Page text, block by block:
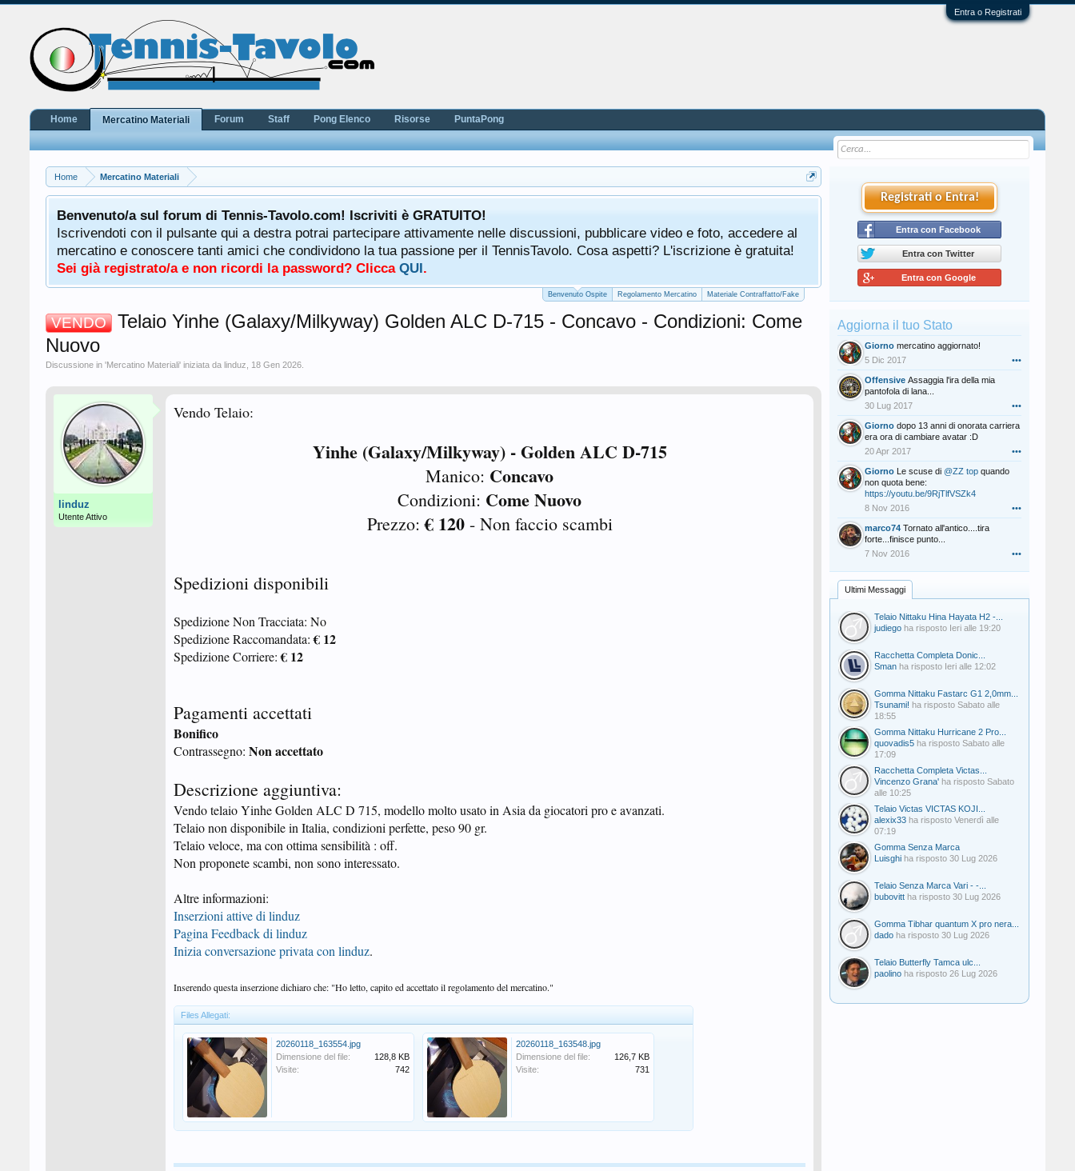
Entra o Registrati
Home Mercatino Materiali
Benvenuto/a sul forum di Tennis-Tavolo.com! Iscriviti è GRATUITO!
Iscrivendoti con il pulsante qui a destra potrai partecipare attivamente nelle discussioni, pubblicare video e foto, accedere al
mercatino e conoscere tanti amici che condividono la tua passione per il TennisTavolo. Cosa aspetti? L'iscrizione è gratuita!
Sei già registrato/a e non ricordi la password? Clicca QUI.
Tutti gli utenti che partecipano al
cliccando qui di seguito:Regolamento
Benvenuto Ospite Regolamento Mercatino Materiale Contraffatto/Fake
VENDO
Telaio Yinhe (Galaxy/Milkyway) Golden ALC D-715 - Concavo - Condizioni: Come
Nuovo
Discussione in 'Mercatino Materiali' iniziata da linduz 18 Gen 2026
linduz
Utente Attivo
Vendo Telaio:
Yinhe (Galaxy/Milkyway) - Golden ALC D-715
Manico: Concavo
Condizioni: Come Nuovo
Prezzo:€ 120- Non faccio scambi
Spedizioni disponibili
Spedizione Non Tracciata: No
Spedizione Raccomandata:€ 12
Spedizione Corriere:€ 12
Pagamenti accettati
Bonifico
Contrassegno: Non accettato
Descrizione aggiuntiva:
Vendo telaio Yinhe Golden ALC D 715, modello molto usato in Asia da giocatori pro e avanzati.
Telaio non disponibile in Italia, condizioni perfette, peso 90 gr.
Telaio veloce, ma con ottima sensibilità : off.
Non proponete scambi, non sono interessato.
Altre informazioni:
Inserzioni attive di linduz
Pagina Feedback di linduz
Inizia conversazione privata con linduz.
Inserendo questa inserzione dichiaro che: "Ho letto, capito ed accettato il regolamento del mercatino."
Files Allegati:
20260118_163554.jpg
Dimensione del file:
128,8 KB
Visite:
742
20260118_163548.jpg
Dimensione del file:
126,7 KB
Visite:
731
Registrati o Entra!
Entra con Facebook
Entra con Twitter
Entra con Google
Aggiorna il tuo Stato
Giorno mercatino aggiornato!
5 Dic 2017
•••
Offensive Assaggia l'ira della mia
pantofola di lana...
30 Lug 2017
•••
Giorno dopo 13 anni di onorata carriera
era ora di cambiare avatar :D
20 Apr 2017
•••
Giorno Le scuse di @ZZ top quando
non quota bene:
https://youtu.be/9RjTlfVSZk4
8 Nov 2016
•••
marco74 Tornato all'antico....tira
forte...finisce punto...
7 Nov 2016
•••
Ultimi Messaggi
Telaio Nittaku Hina Hayata H2 -...
judiego ha risposto Ieri alle 19:20
Racchetta Completa Donic...
Sman ha risposto Ieri alle 12:02
Gomma Nittaku Fastarc G1 2,0mm...
Tsunami! ha risposto Sabato alle
18:55
Gomma Nittaku Hurricane 2 Pro...
quovadis5 ha risposto Sabato alle
17:09
Racchetta Completa Victas...
Vincenzo Grana' ha risposto Sabato
alle 10:25
Telaio Victas VICTAS KOJI...
alexix33 ha risposto Venerdì alle
07:19
Gomma Senza Marca
Luisghi ha risposto 30 Lug 2026
Telaio Senza Marca Vari - -...
bubovitt ha risposto 30 Lug 2026
Gomma Tibhar quantum X pro nera...
dado ha risposto 30 Lug 2026
Telaio Butterfly Tamca ulc...
paolino ha risposto 26 Lug 2026
Home Mercatino Materiali Forum Staff Pong Elenco Risorse PuntaPong